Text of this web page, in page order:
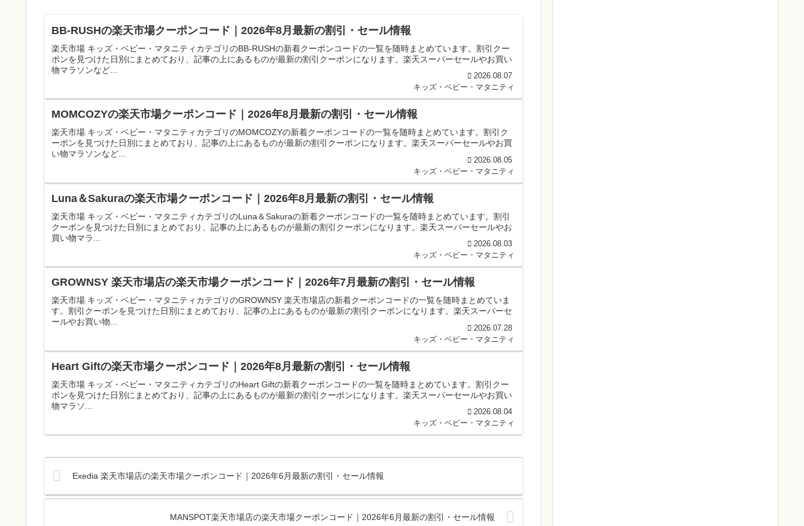
BB-RUSHの楽天市場クーポンコード｜2026年8月最新の割引・セール情報
楽天市場 キッズ・ベビー・マタニティカテゴリのBB-RUSHの新着クーポンコードの一覧を随時まとめています。割引クー
ポンを見つけた日別にまとめており、記事の上にあるものが最新の割引クーポンになります。楽天スーパーセールやお買い
物マラソンなど...
2026.08.07
キッズ・ベビー・マタニティ
MOMCOZYの楽天市場クーポンコード｜2026年8月最新の割引・セール情報
楽天市場 キッズ・ベビー・マタニティカテゴリのMOMCOZYの新着クーポンコードの一覧を随時まとめています。割引ク
ーポンを見つけた日別にまとめており、記事の上にあるものが最新の割引クーポンになります。楽天スーパーセールやお買
い物マラソンなど...
2026.08.05
キッズ・ベビー・マタニティ
Luna＆Sakuraの楽天市場クーポンコード｜2026年8月最新の割引・セール情報
楽天市場 キッズ・ベビー・マタニティカテゴリのLuna＆Sakuraの新着クーポンコードの一覧を随時まとめています。割引
クーポンを見つけた日別にまとめており、記事の上にあるものが最新の割引クーポンになります。楽天スーパーセールやお
買い物マラ...
2026.08.03
キッズ・ベビー・マタニティ
GROWNSY 楽天市場店の楽天市場クーポンコード｜2026年7月最新の割引・セール情報
楽天市場 キッズ・ベビー・マタニティカテゴリのGROWNSY 楽天市場店の新着クーポンコードの一覧を随時まとめていま
す。割引クーポンを見つけた日別にまとめており、記事の上にあるものが最新の割引クーポンになります。楽天スーパーセ
ールやお買い物...
2026.07.28
キッズ・ベビー・マタニティ
Heart Giftの楽天市場クーポンコード｜2026年8月最新の割引・セール情報
楽天市場 キッズ・ベビー・マタニティカテゴリのHeart Giftの新着クーポンコードの一覧を随時まとめています。割引クー
ポンを見つけた日別にまとめており、記事の上にあるものが最新の割引クーポンになります。楽天スーパーセールやお買い
物マラソ...
2026.08.04
キッズ・ベビー・マタニティ
Exedia 楽天市場店の楽天市場クーポンコード｜2026年6月最新の割引・セール情報
MANSPOT楽天市場店の楽天市場クーポンコード｜2026年6月最新の割引・セール情報